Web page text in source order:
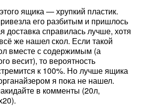
ящика — хрупкий пластик.
его разбитым и пришлось
доставка справилась лучше, хотя
же нашел скол. Если такой
вместе с содержимым (а
весит), то вероятность
к 100%. Но лучше ящика
я пока не нашел.
в комменты (20л,